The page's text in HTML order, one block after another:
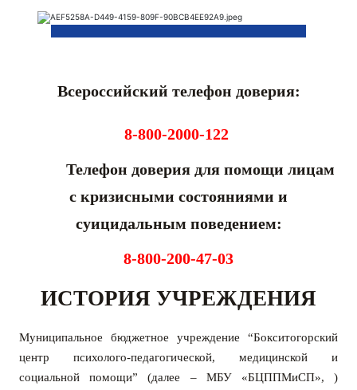
Всероссийский телефон доверия:
8-800-2000-122
Телефон доверия для помощи лицам
с кризисными состояниями и
суицидальным поведением:
8-800-200-47-03
ИСТОРИЯ УЧРЕЖДЕНИЯ
Муниципальное бюджетное учреждение “Бокситогорский
центр психолого-педагогической, медицинской и
социальной помощи” (далее – МБУ «БЦППМиСП», )